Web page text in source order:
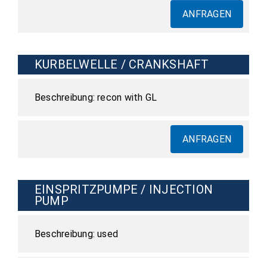
ANFRAGEN
KURBELWELLE / CRANKSHAFT
recon with GL
ANFRAGEN
EINSPRITZPUMPE / INJECTION
PUMP
used